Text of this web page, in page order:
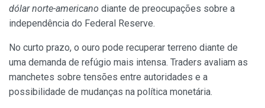
dólar norte-americano diante de preocupações sobre a
independência do Federal Reserve.
No curto prazo, o ouro pode recuperar terreno diante de
uma demanda de refúgio mais intensa. Traders avaliam as
manchetes sobre tensões entre autoridades e a
possibilidade de mudanças na política monetária.